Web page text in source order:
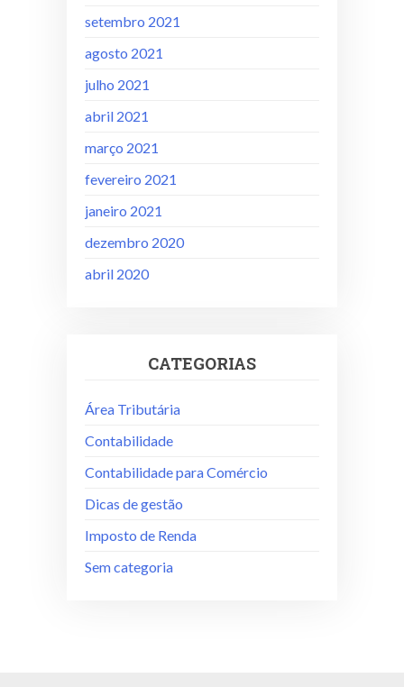
setembro 2021
agosto 2021
julho 2021
abril 2021
março 2021
fevereiro 2021
janeiro 2021
dezembro 2020
abril 2020
CATEGORIAS
Área Tributária
Contabilidade
Contabilidade para Comércio
Dicas de gestão
Imposto de Renda
Sem categoria